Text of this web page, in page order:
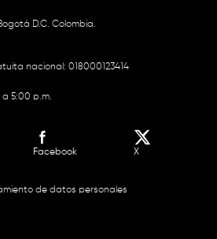
D.C. Colombia.
nacional: 018000123414
a 5:00 p.m.
Facebook X
de datos personales